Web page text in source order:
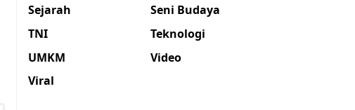
Sejarah
Seni Budaya
TNI
Teknologi
UMKM
Video
Viral